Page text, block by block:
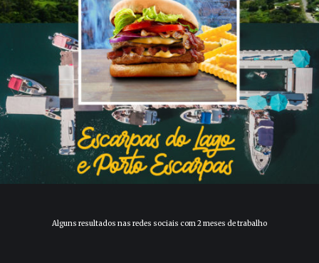
Alguns resultados nas redes sociais com 2 meses de trabalho